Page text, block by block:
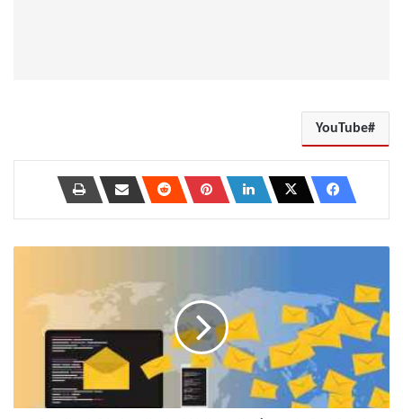
YouTube
رسائل
البريد
الإلكتروني
المحذوفة
في
Gmail